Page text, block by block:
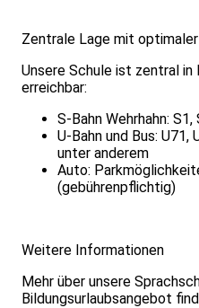
Zentrale Lage mit optimaler
Unsere Schule ist zentral
erreichbar:
S-Bahn Wehrhahn: S1,
U-Bahn und Bus: U71,
unter anderem
Auto:
(gebührenpflichtig)
Weitere Informationen
Mehr über unsere
Bildungsurlaubsangebot